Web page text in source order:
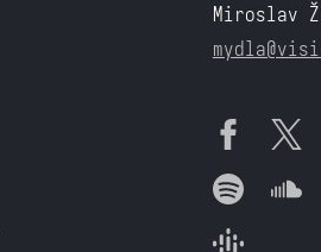
Miroslav